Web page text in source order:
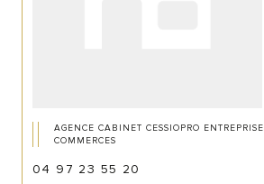
AGENCE CABINET CESSIOPRO
COMMERCES
04 97 23 55 20